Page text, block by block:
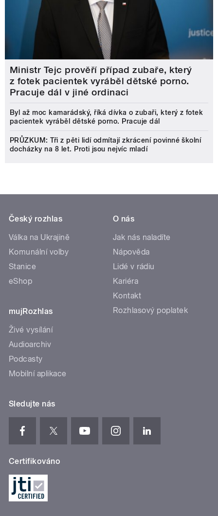
Ministr Tejc prověří případ zubaře, který
z fotek pacientek vyráběl dětské porno.
Pracuje dál v jiné ordinaci
Byl až moc kamarádský, říká dívka o zubaři, který z fotek
pacientek vyráběl dětské porno. Pracuje dál
PRŮZKUM: Tři z pěti lidí odmítají zkrácení povinné školní
docházky na 8 let. Proti jsou nejvíc mladí
Český rozhlas
Válka na Ukrajině
Komunální volby
Stanice
eShop
mujRozhlas
Živé vysílání
Audioarchiv
Podcasty
Mobilní aplikace
O nás
Jak nás naladíte
Nápověda
Lidé v rádiu
Kariéra
Kontakt
Rozhlasový poplatek
Sledujte nás
Certifikováno